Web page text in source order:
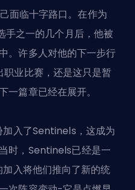
面临十字路口。在作为
手之一的几个月后，他被
。许多人对他的下一步行
业比赛，还是这只是暂
一篇章已经在展开。
入了Sentinels，这成为
时，Sentinels已经是一
入将他们推向了新的统